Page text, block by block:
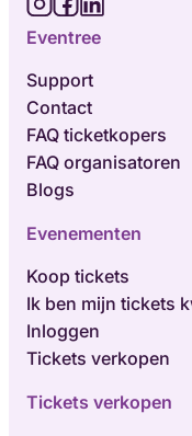
Eventree
Support
Contact
FAQ ticketkopers
FAQ organisatoren
Blogs
Evenementen
Koop tickets
Ik ben mijn tickets
Inloggen
Tickets verkopen
Tickets verkopen